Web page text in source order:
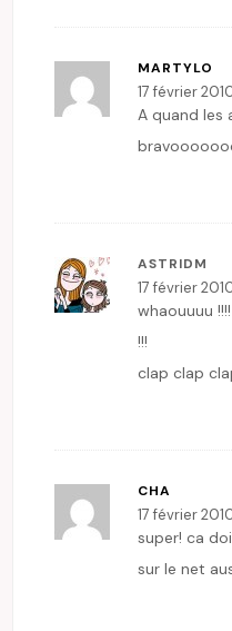
MARTYLO
17 février
A quand les
ASTRIDM
17 février
whaouuuu
!!!
clap clap
CHA
17 février
super! ca
sur le net